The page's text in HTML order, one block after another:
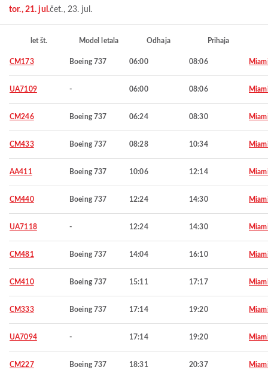
tor., 21. jul.čet., 23. jul.
let št. Model letala Odhaja Prihaja
CM173 Boeing 737 06:00 08:06
UA7109 - 06:00 08:06
CM246 Boeing 737 06:24 08:30
CM433 Boeing 737 08:28 10:34
AA411 Boeing 737 10:06 12:14
CM440 Boeing 737 12:24 14:30
UA7118 - 12:24 14:30
CM481 Boeing 737 14:04 16:10
CM410 Boeing 737 15:11 17:17
CM333 Boeing 737 17:14 19:20
UA7094 - 17:14 19:20
CM227 Boeing 737 18:31 20:37